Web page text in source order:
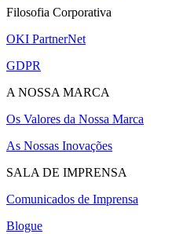
Filosofia Corporativa
OKI PartnerNet
GDPR
A NOSSA MARCA
Os Valores da Nossa Marca
As Nossas Inovações
SALA DE IMPRENSA
Comunicados de Imprensa
Blogue